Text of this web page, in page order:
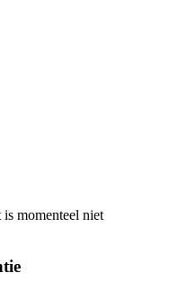
momenteel niet